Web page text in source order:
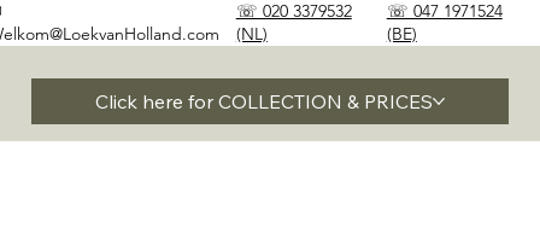
☏ 020 3379532
(NL)
☏ 047 1971524
(BE)
Click here for COLLECTION & PRICES